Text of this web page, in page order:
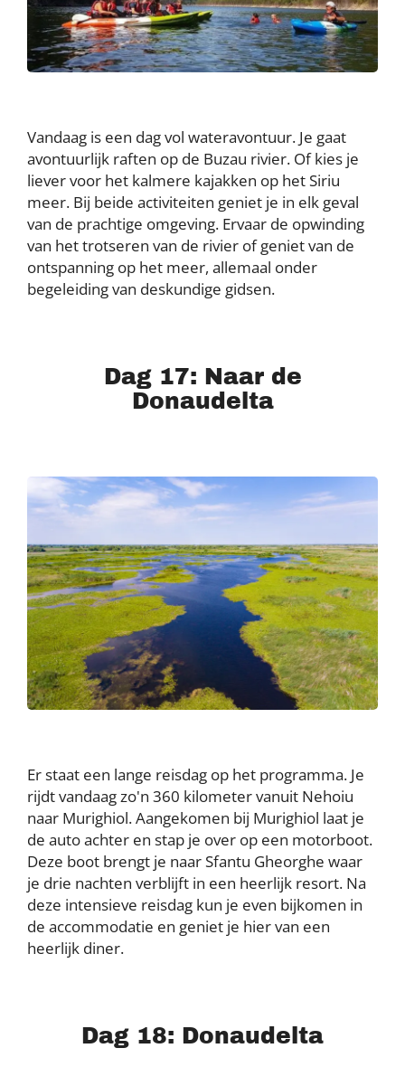
Vandaag is een dag vol wateravontuur. Je gaat
avontuurlijk raften op de Buzau rivier. Of kies je
liever voor het kalmere kajakken op het Siriu
meer. Bij beide activiteiten geniet je in elk geval
van de prachtige omgeving. Ervaar de opwinding
van het trotseren van de rivier of geniet van de
ontspanning op het meer, allemaal onder
begeleiding van deskundige gidsen.
Dag 17: Naar de
Donaudelta
Er staat een lange reisdag op het programma. Je
rijdt vandaag zo'n 360 kilometer vanuit Nehoiu
naar Murighiol. Aangekomen bij Murighiol laat je
de auto achter en stap je over op een motorboot.
Deze boot brengt je naar Sfantu Gheorghe waar
je drie nachten verblijft in een heerlijk resort. Na
deze intensieve reisdag kun je even bijkomen in
de accommodatie en geniet je hier van een
heerlijk diner.
Dag 18: Donaudelta